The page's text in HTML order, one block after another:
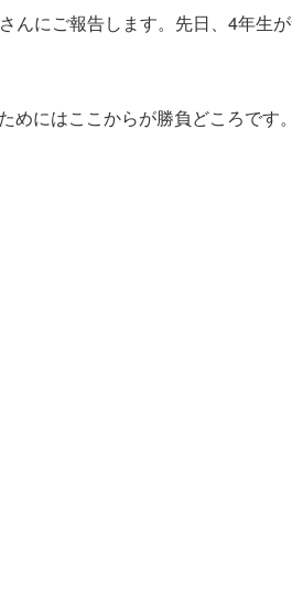
にご報告します。先日、4年生が
にはここからが勝負どころです。